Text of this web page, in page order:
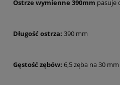
Ostrze wymienne 390mm pasuje
Długość ostrza: 390 mm
Gęstość zębów: 6,5 zęba na 30 mm